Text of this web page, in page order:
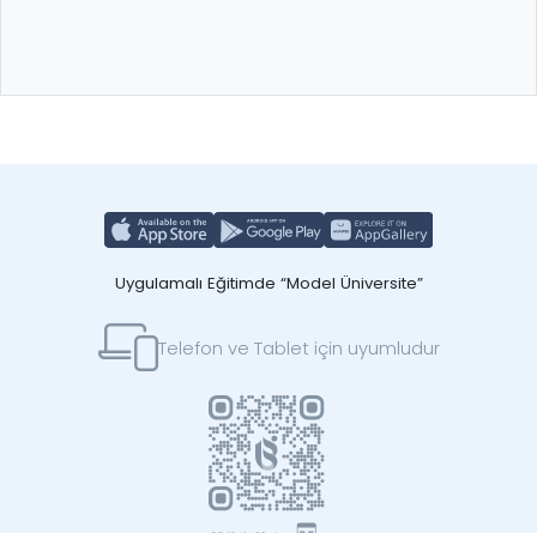
Uygulamalı Eğitimde “Model Üniversite”
Telefon ve Tablet için uyumludur